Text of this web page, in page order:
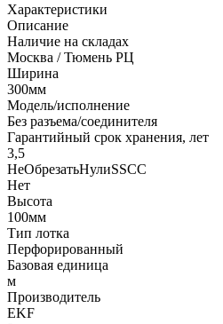
Характеристики
Описание
Наличие на складах
Москва / Тюмень РЦ
Ширина
300мм
Модель/исполнение
Без разъема/соединителя
Гарантийный срок хранения, лет
3,5
НеОбрезатьНулиSSCC
Нет
Высота
100мм
Тип лотка
Перфорированный
Базовая единица
м
Производитель
EKF